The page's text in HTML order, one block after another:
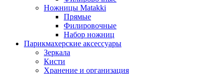
Ножницы Matakki
Прямые
Филировочные
Набор ножниц
Парикмахерские аксессуары
Зеркала
Кисти
Хранение и организация